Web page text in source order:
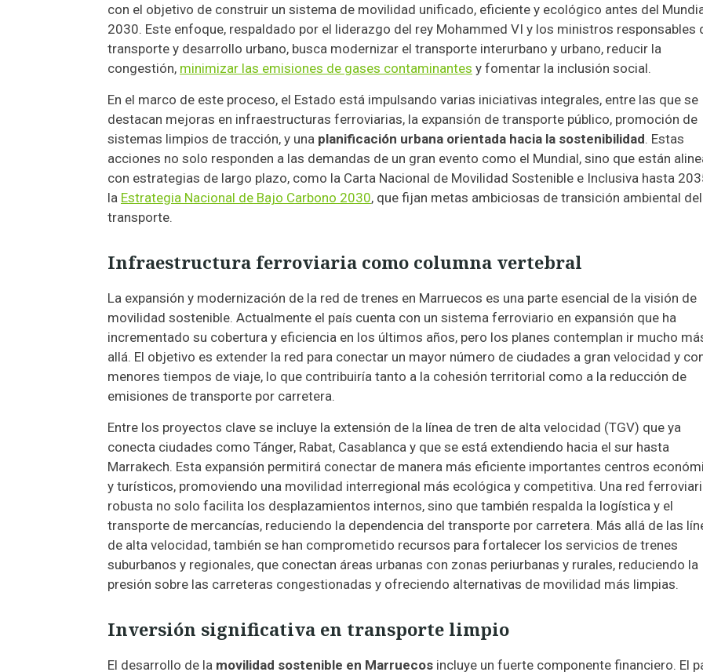
con el objetivo de construir un sistema de movilidad unificado, eficiente y ecológico antes del
2030. Este enfoque, respaldado por el liderazgo del rey Mohammed VI y los ministros responsables
transporte y desarrollo urbano, busca modernizar el transporte interurbano y urbano, reducir la
congestión, minimizar las emisiones de gases contaminantes y fomentar la inclusión social.
En el marco de este proceso, el Estado está impulsando varias iniciativas integrales, entre las que se
destacan mejoras en infraestructuras ferroviarias, la expansión de transporte público, promoción de
sistemas limpios de tracción, y una planificación urbana orientada hacia la sostenibilidad. Estas
acciones no solo responden a las demandas de un gran evento como el Mundial, sino que están
con estrategias de largo plazo, como la Carta Nacional de Movilidad Sostenible e Inclusiva hasta
la Estrategia Nacional de Bajo Carbono 2030, que fijan metas ambiciosas de transición ambiental del
transporte.
Infraestructura ferroviaria como columna vertebral
La expansión y modernización de la red de trenes en Marruecos es una parte esencial de la visión de
movilidad sostenible. Actualmente el país cuenta con un sistema ferroviario en expansión que ha
incrementado su cobertura y eficiencia en los últimos años, pero los planes contemplan ir mucho
allá. El objetivo es extender la red para conectar un mayor número de ciudades a gran velocidad y
menores tiempos de viaje, lo que contribuiría tanto a la cohesión territorial como a la reducción de
emisiones de transporte por carretera.
Entre los proyectos clave se incluye la extensión de la línea de tren de alta velocidad (TGV) que ya
conecta ciudades como Tánger, Rabat, Casablanca y que se está extendiendo hacia el sur hasta
Marrakech. Esta expansión permitirá conectar de manera más eficiente importantes centros
y turísticos, promoviendo una movilidad interregional más ecológica y competitiva. Una red
robusta no solo facilita los desplazamientos internos, sino que también respalda la logística y el
transporte de mercancías, reduciendo la dependencia del transporte por carretera. Más allá de las
de alta velocidad, también se han comprometido recursos para fortalecer los servicios de trenes
suburbanos y regionales, que conectan áreas urbanas con zonas periurbanas y rurales, reduciendo la
presión sobre las carreteras congestionadas y ofreciendo alternativas de movilidad más limpias.
Inversión significativa en transporte limpio
El desarrollo de la movilidad sostenible en Marruecos incluye un fuerte componente financiero. El